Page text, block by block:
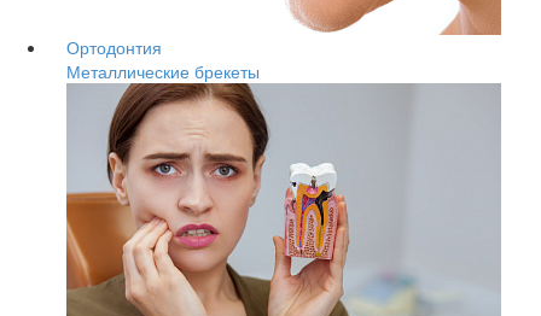
Ортодонтия
Металлические брекеты